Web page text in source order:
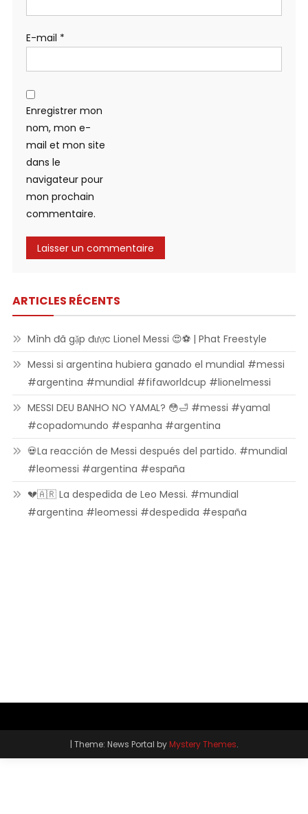
E-mail *
Enregistrer mon
nom, mon e-
mail et mon site
dans le
navigateur pour
mon prochain
commentaire.
ARTICLES RÉCENTS
Mình đã gặp được Lionel Messi 😍⚽ | Phat Freestyle
Messi si argentina hubiera ganado el mundial #messi
#argentina #mundial #fifaworldcup #lionelmessi
MESSI DEU BANHO NO YAMAL? 😳🛁 #messi #yamal
#copadomundo #espanha #argentina
💀La reacción de Messi después del partido. #mundial
#leomessi #argentina #españa
💔🇦🇷 La despedida de Leo Messi. #mundial
#argentina #leomessi #despedida #españa
| Theme: News Portal byMystery Themes.